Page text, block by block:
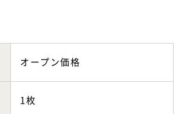
オープン価格
1枚